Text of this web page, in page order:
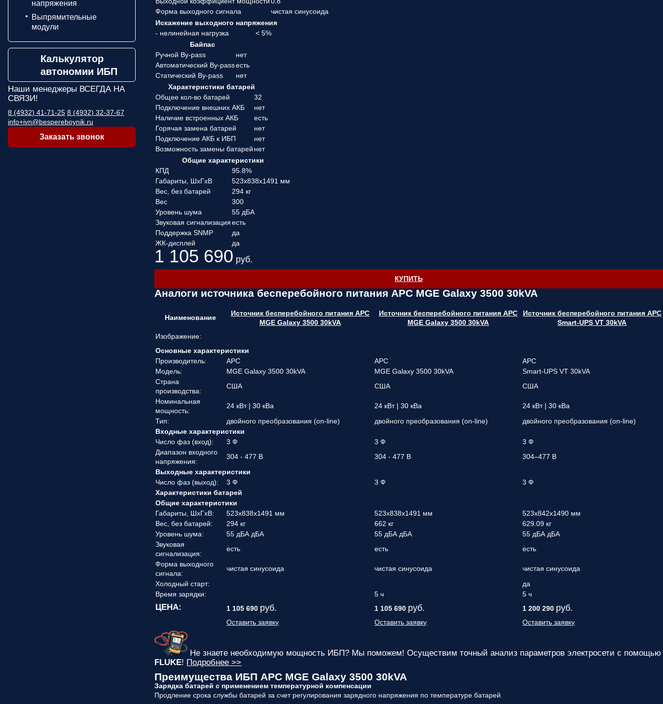
напряжения
Выпрямительные
модули
Калькулятор
автономии ИБП
Наши менеджеры ВСЕГДА НА
СВЯЗИ!
8 (4932) 41-71-25 8 (4932) 32-37-67
info+ivn@bespereboynik.ru
Заказать звонок
Форма выходного сигнала
чистая синусоида
Искажение выходного напряжения
- нелинейная нагрузка
< 5%
Байпас
Ручной By-pass
нет
Автоматический By-passесть
Статический By-pass
нет
Характеристики батарей
Общее кол-во батарей
32
Подключение внешних АКБ
нет
Наличие встроенных АКБ
есть
Горячая замена батарей
нет
Подключение АКБ к ИБП
нет
Возможность замены батарей нет
Общие характеристики
КПД
95.8%
Габариты, ШхГхВ
523x838x1491 мм
Вес, без батарей
294 кг
Вес
300
Уровень шума
55 дБА
Звуковая сигнализация есть
Поддержка SNMP
да
ЖК-дисплей
да
1 105 690 руб.
КУПИТЬ
Аналоги источника бесперебойного питания APC MGE Galaxy 3500 30kVA
Наименование
Источник бесперебойного питания APC
MGE Galaxy 3500 30kVA
Источник бесперебойного питания APC
MGE Galaxy 3500 30kVA
Источник бесперебойного питания APC
Smart-UPS VT 30kVA
Изображение:
Основные характеристики
Производитель:
APC APC
APC
Модель:
MGE Galaxy 3500 30kVA MGE Galaxy 3500 30kVA
Smart-UPS VT 30kVA
Страна
производства:
США США
США
Номинальная
мощность:
24 кВт | 30 кВа 24 кВт | 30 кВа
24 кВт | 30 кВа
Тип:
двойного преобразования (on-line) двойного преобразования (on-line)
двойного преобразования (on-line)
Входные характеристики
Число фаз (вход):
3 Ф 3 Ф
3 Ф
Диапазон входного
напряжения:
304 - 477 В 304 - 477 В
304–477 В
Выходные характеристики
Число фаз (выход):
3 Ф 3 Ф
3 Ф
Характеристики батарей
Общие характеристики
Габариты, ШхГхВ:
523x838x1491 мм 523x838x1491 мм
523x842x1490 мм
Вес, без батарей:
294 кг 662 кг
629.09 кг
Уровень шума:
55 дБА дБА 55 дБА дБА
55 дБА дБА
Звуковая
сигнализация:
есть есть
есть
Форма выходного
сигнала:
чистая синусоида чистая синусоида
чистая синусоида
Холодный старт:
да
Время зарядки:
5 ч 5 ч
ЦЕНА: 1 105 690 руб. 1 105 690 руб. 1 200 290 руб.
Оставить заявку Оставить заявку Оставить заявку
Не знаете необходимую мощность ИБП? Мы поможем! Осуществим точный анализ параметров электросети с помощью
FLUKE! Подробнее >>
Преимущества ИБП APC MGE Galaxy 3500 30kVA
Зарядка батарей с применением температурной компенсации
Продление срока службы батарей за счет регулирования зарядного напряжения по температуре батарей.